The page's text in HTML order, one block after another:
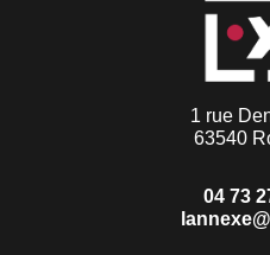
1 rue
63540
04 73